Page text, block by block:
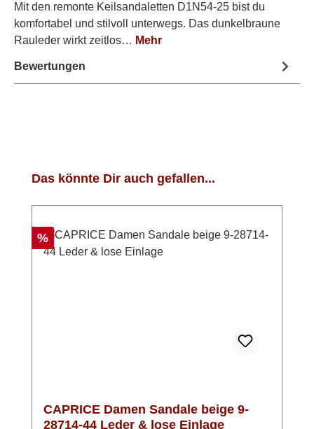
Mit den remonte Keilsandaletten D1N54-25 bist du
komfortabel und stilvoll unterwegs. Das dunkelbraune
Rauleder wirkt zeitlos… Mehr
Bewertungen
Produktgalerie überspringen
Das könnte Dir auch gefallen...
Rabatt
%
CAPRICE Damen Sandale beige 9-
28714-44 Leder & lose Einlage